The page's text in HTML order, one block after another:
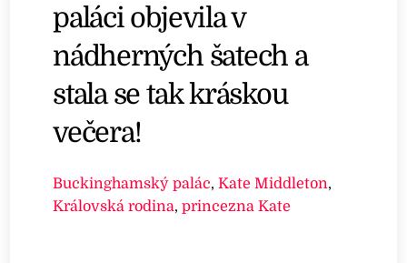
paláci objevila v
nádherných šatech a
stala se tak kráskou
večera!
Buckinghamský palác,Kate Middleton,
Královská rodina,princezna Kate